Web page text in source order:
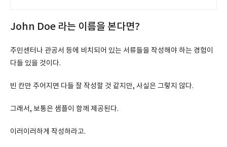
John Doe 라는 이름을 본다면?
주민센터나 관공서 등에 비치되어 있는 서류들을 작성해야 하는 경험이
다들 있을 것이다.
빈 칸만 주어지면 다들 잘 작성할 것 같지만, 사실은 그렇지 않다.
그래서, 보통은 샘플이 함께 제공된다.
이러이러하게 작성하라고.